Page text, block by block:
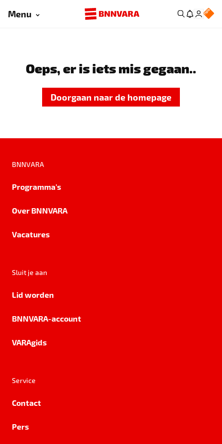
Menu
Oeps, er is iets mis gegaan..
Doorgaan naar de homepage
BNNVARA
Programma's
Over BNNVARA
Vacatures
Sluit je aan
Lid worden
BNNVARA-account
VARAgids
Service
Contact
Pers